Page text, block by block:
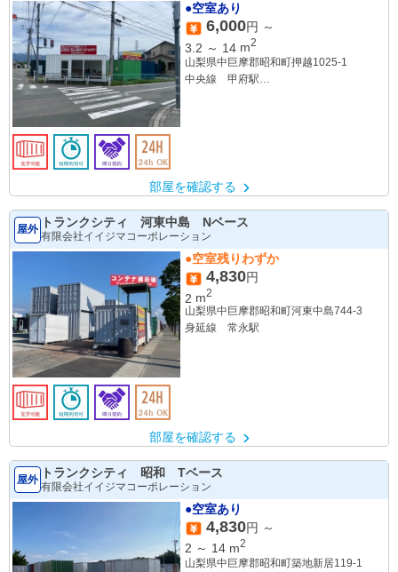
●空室あり
6,000円 ～
3.2 ～ 14 m2
山梨県中巨摩郡昭和町押越1025-1
中央線 甲府駅
部屋を確認する
屋外 トランクシティ 河東中島 Nベース
有限会社イイジマコーポレーション
●空室残りわずか
4,830円
2 m2
山梨県中巨摩郡昭和町河東中島744-3
身延線 常永駅
部屋を確認する
屋外 トランクシティ 昭和 Tベース
有限会社イイジマコーポレーション
●空室あり
4,830円 ～
2 ～ 14 m2
山梨県中巨摩郡昭和町築地新居119-1